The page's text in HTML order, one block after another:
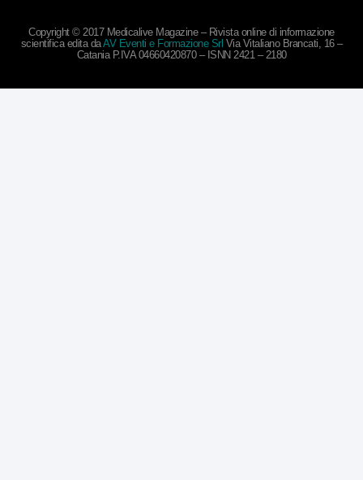
Copyright © 2017 Medicalive Magazine – Rivista online di informazione
scientifica edita daAV Eventi e Formazione Srl Via Vitaliano Brancati, 16 –
Catania P.IVA 04660420870 – ISNN 2421 – 2180